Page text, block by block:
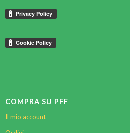
COMPRA SU PFF
Il mio account